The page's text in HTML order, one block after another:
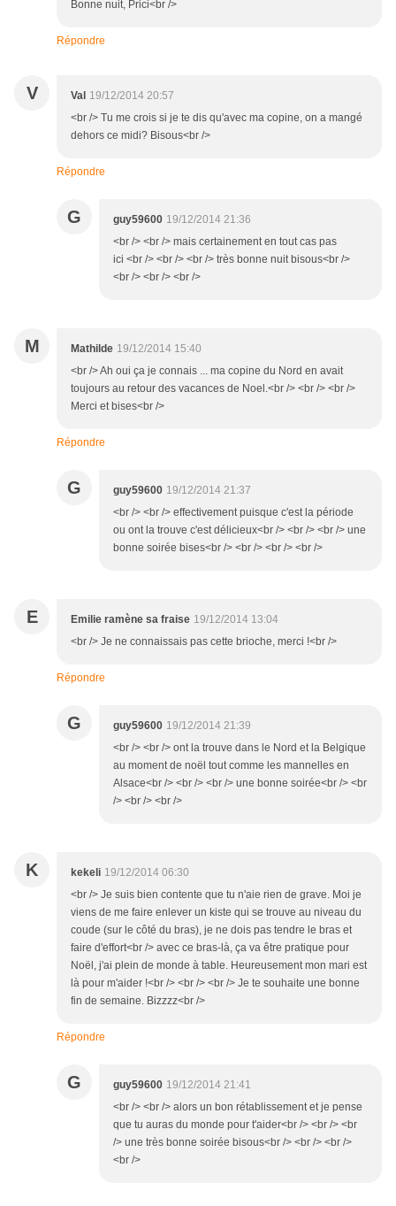
Bonne nuit, Prici<br />
Répondre
V Val 19/12/2014 20:57
<br /> Tu me crois si je te dis qu'avec ma copine, on a mangé
dehors ce midi? Bisous<br />
Répondre
G guy59600 19/12/2014 21:36
<br /> <br /> mais certainement en tout cas pas
ici <br /> <br /> <br /> très bonne nuit bisous<br />
<br /> <br /> <br />
M Mathilde 19/12/2014 15:40
<br /> Ah oui ça je connais ... ma copine du Nord en avait
toujours au retour des vacances de Noel.<br /> <br /> <br />
Merci et bises<br />
Répondre
G guy59600 19/12/2014 21:37
<br /> <br /> effectivement puisque c'est la période
ou ont la trouve c'est délicieux<br /> <br /> <br /> une
bonne soirée bises<br /> <br /> <br /> <br />
E Emilie ramène sa fraise 19/12/2014 13:04
<br /> Je ne connaissais pas cette brioche, merci !<br />
Répondre
G guy59600 19/12/2014 21:39
<br /> <br /> ont la trouve dans le Nord et la Belgique
au moment de noël tout comme les mannelles en
Alsace<br /> <br /> <br /> une bonne soirée<br /> <br
/> <br /> <br />
K kekeli 19/12/2014 06:30
<br /> Je suis bien contente que tu n'aie rien de grave. Moi je
viens de me faire enlever un kiste qui se trouve au niveau du
coude (sur le côté du bras), je ne dois pas tendre le bras et
faire d'effort<br /> avec ce bras-là, ça va être pratique pour
Noël, j'ai plein de monde à table. Heureusement mon mari est
là pour m'aider !<br /> <br /> <br /> Je te souhaite une bonne
fin de semaine. Bizzzz<br />
Répondre
G guy59600 19/12/2014 21:41
<br /> <br /> alors un bon rétablissement et je pense
que tu auras du monde pour t'aider<br /> <br /> <br
/> une très bonne soirée bisous<br /> <br /> <br />
<br />